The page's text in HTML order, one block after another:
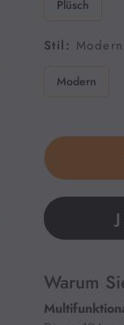
Plüsch
Stil: Modern
Modern
Warum